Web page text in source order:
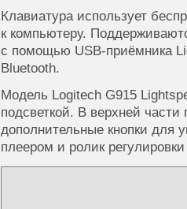
Клавиатура использует
к компьютеру.
с помощью USB-приёмника
Bluetooth.
Модель Logitech G915
подсветкой. В верхней
дополнительные кнопки для
плеером и ролик